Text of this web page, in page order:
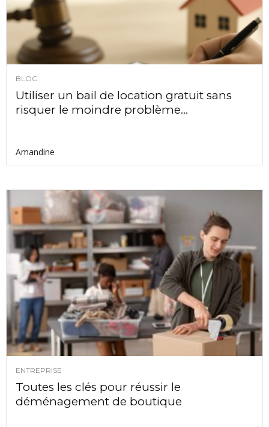
BLOG
Utiliser un bail de location gratuit sans
risquer le moindre problème...
Amandine
ENTREPRISE
Toutes les clés pour réussir le
déménagement de boutique